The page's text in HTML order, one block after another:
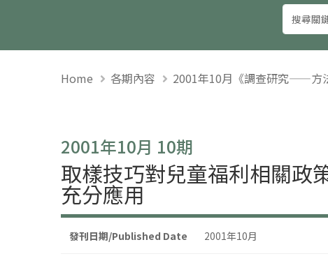
Home 各期內容 2001年10月《調查研究——方
2001年10月 10期
取樣技巧對兒童福利相關
充分應用
發刊日期/Published Date 2001年10月